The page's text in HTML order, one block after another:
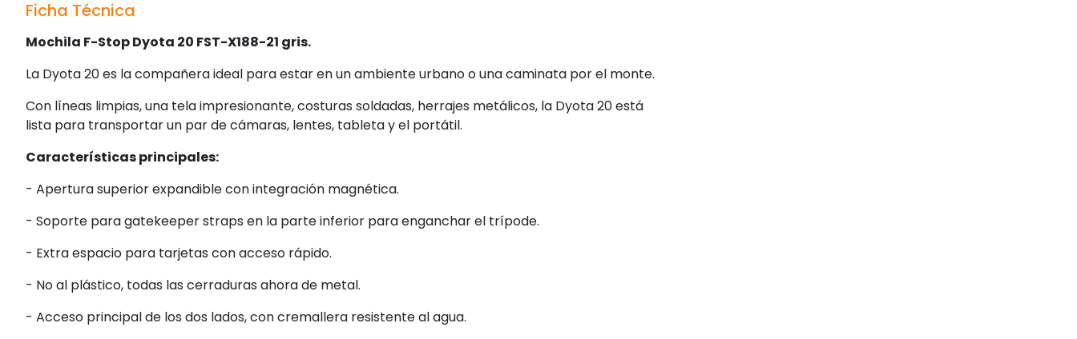
Ficha Técnica
Mochila F-Stop Dyota 20 FST-X188-21 gris.
La Dyota 20 es la compañera ideal para estar en un ambiente urbano o una caminata por el monte.
Con líneas limpias, una tela impresionante, costuras soldadas, herrajes metálicos, la Dyota 20 está
lista para transportar un par de cámaras, lentes, tableta y el portátil.
Características principales:
- Apertura superior expandible con integración magnética.
- Soporte para gatekeeper straps en la parte inferior para enganchar el trípode.
- Extra espacio para tarjetas con acceso rápido.
- No al plástico, todas las cerraduras ahora de metal.
- Acceso principal de los dos lados, con cremallera resistente al agua.